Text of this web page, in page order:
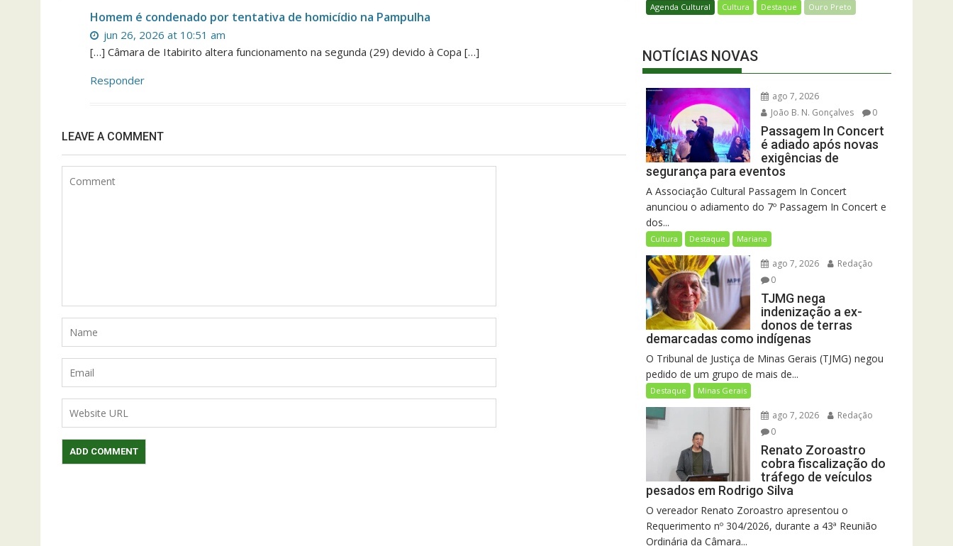
Homem é condenado por tentativa de homicídio na Pampulha
jun 26, 2026 at 10:51 am
[…] Câmara de Itabirito altera funcionamento na segunda (29) devido à Copa […]
Responder
LEAVE A COMMENT
Agenda Cultural Cultura Destaque Ouro Preto
NOTÍCIAS NOVAS
ago 7, 2026
João B. N. Gonçalves
0
Passagem In Concert
é adiado após novas
exigências de
segurança para eventos
A Associação Cultural Passagem In Concert
anunciou o adiamento do 7º Passagem In Concert e
dos...
Cultura Destaque Mariana
ago 7, 2026
Redação
0
TJMG nega
indenização a ex-
donos de terras
demarcadas como indígenas
O Tribunal de Justiça de Minas Gerais (TJMG) negou
pedido de um grupo de mais de...
Destaque Minas Gerais
ago 7, 2026
Redação
0
Renato Zoroastro
cobra fiscalização do
tráfego de veículos
pesados em Rodrigo Silva
O vereador Renato Zoroastro apresentou o
Requerimento nº 304/2026, durante a 43ª Reunião
Ordinária da Câmara...